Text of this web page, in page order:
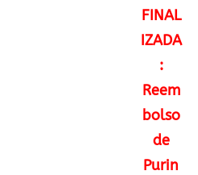
FINAL
IZADA
:
Reem
bolso
de
Purin